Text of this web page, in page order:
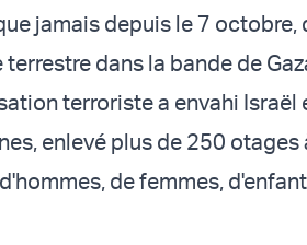
jamais depuis le 7 octobre,
dans la bande de
terroriste a envahi Israël
enlevé plus de 250 otages
de femmes,